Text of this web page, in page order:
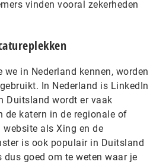
vinden vooral zekerheden
we in Nederland kennen, worden
In Nederland is LinkedIn
Duitsland wordt er vaak
de katern in de regionale of
website als Xing en de
is ook populair in Duitsland
dus goed om te weten waar je